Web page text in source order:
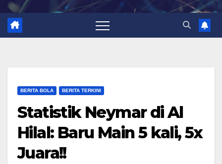
BERITA BOLA BERITA TERKINI
Statistik Neymar di Al
Hilal: Baru Main 5 kali, 5x
Juara!!